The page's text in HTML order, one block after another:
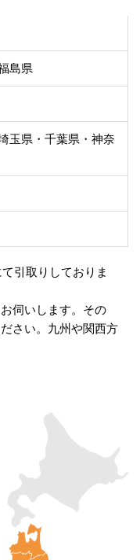
島県
玉県・千葉県・神奈
引取りしておりま
伺いします。その
さい。九州や関西方